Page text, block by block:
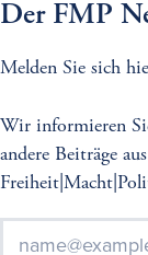
Der FMP
Melden Sie sich
Wir informieren
andere Beiträge